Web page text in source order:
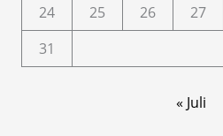
24
25 26 27
31
« Juli